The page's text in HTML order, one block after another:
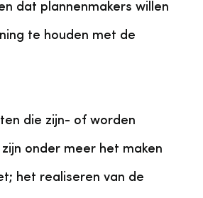
dat plannenmakers willen
te houden met de
die zijn- of worden
onder meer het maken
het realiseren van de